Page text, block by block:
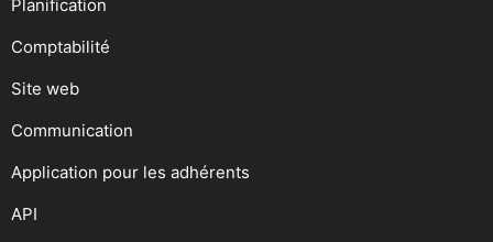
Planification
Comptabilité
Site web
Communication
Application pour les adhérents
API